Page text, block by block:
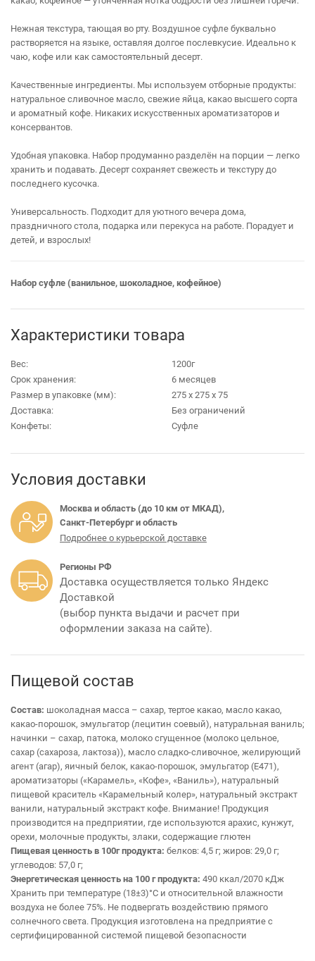
Нежная текстура, тающая во рту. Воздушное суфле буквально
растворяется на языке, оставляя долгое послевкусие. Идеально к
чаю, кофе или как самостоятельный десерт.
Качественные ингредиенты. Мы используем отборные продукты:
натуральное сливочное масло, свежие яйца, какао высшего сорта
и ароматный кофе. Никаких искусственных ароматизаторов и
консервантов.
Удобная упаковка. Набор продуманно разделён на порции — легко
хранить и подавать. Десерт сохраняет свежесть и текстуру до
последнего кусочка.
Универсальность. Подходит для уютного вечера дома,
праздничного стола, подарка или перекуса на работе. Порадует и
детей, и взрослых!
Набор суфле (ванильное, шоколадное, кофейное)
Характеристики товара
Вес:
1200г
Срок хранения:
6 месяцев
Размер в упаковке (мм):
275 х 275 х 75
Доставка:
Без ограничений
Конфеты:
Суфле
Условия доставки
Москва и область (до 10 км от МКАД),
Санкт-Петербург и область
Подробнее о курьерской доставке
Регионы РФ
Доставка осуществляется только Яндекс
Доставкой
(выбор пункта выдачи и расчет при
оформлении заказа на сайте).
Пищевой состав
Состав: шоколадная масса – сахар, тертое какао, масло какао,
какао-порошок, эмульгатор (лецитин соевый), натуральная ваниль;
начинки – сахар, патока, молоко сгущенное (молоко цельное,
сахар (сахароза, лактоза)), масло сладко-сливочное, желирующий
агент (агар), яичный белок, какао-порошок, эмульгатор (Е471),
ароматизаторы («Карамель», «Кофе», «Ваниль»), натуральный
пищевой краситель «Карамельный колер», натуральный экстракт
ванили, натуральный экстракт кофе. Внимание! Продукция
производится на предприятии, где используются арахис, кунжут,
орехи, молочные продукты, злаки, содержащие глютен
Пищевая ценность в 100г продукта: белков: 4,5 г; жиров: 29,0 г;
углеводов: 57,0 г;
Энергетическая ценность на 100 г продукта: 490 ккал/2070 кДж
Хранить при температуре (18±3)°С и относительной влажности
воздуха не более 75%. Не подвергать воздействию прямого
солнечного света. Продукция изготовлена на предприятие с
сертифицированной системой пищевой безопасности